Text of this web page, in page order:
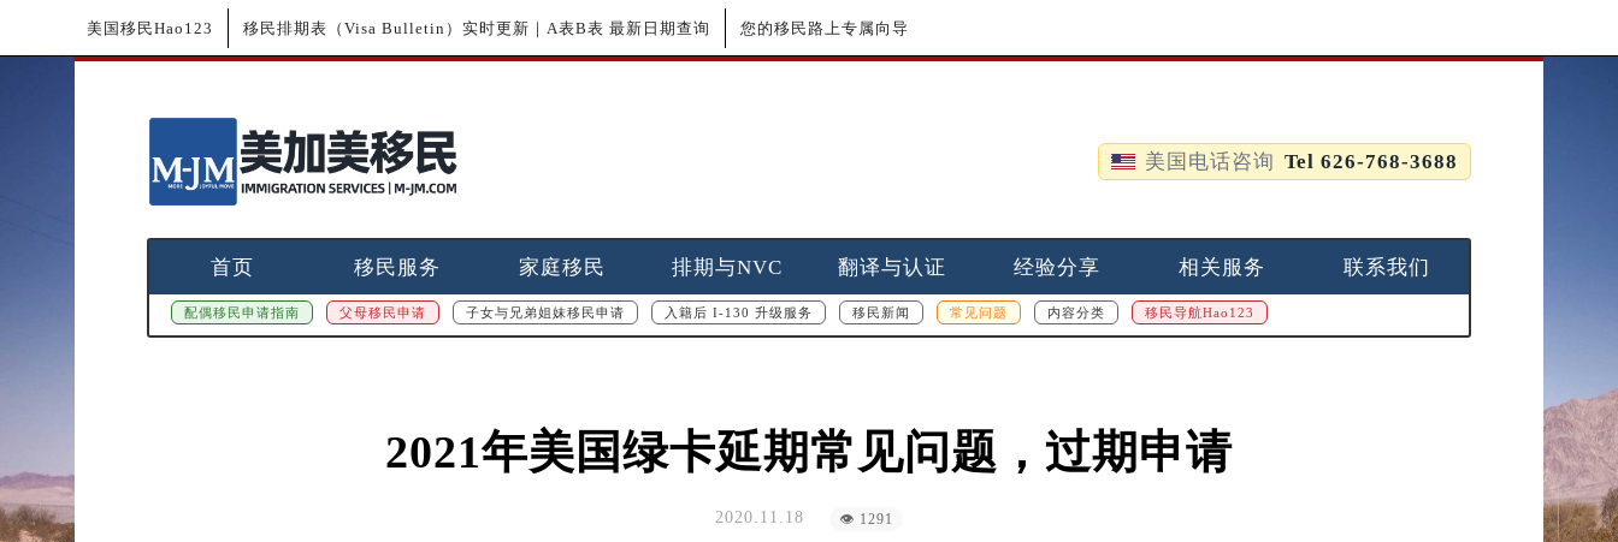
美国移民Hao123 移民排期表（Visa Bulletin）实时更新｜A表B表 最新日期查询 您的移民路上专属向导
美国电话咨询 Tel 626-768-3688
首页 移民服务 家庭移民 排期与NVC 翻译与认证 经验分享 相关服务 联系我们
配偶移民申请指南 父母移民申请 子女与兄弟姐妹移民申请 入籍后 I-130 升级服务 移民新闻 常见问题 内容分类 移民导航Hao123
2021年美国绿卡延期常见问题，过期申请
2020.11.18 👁 1291